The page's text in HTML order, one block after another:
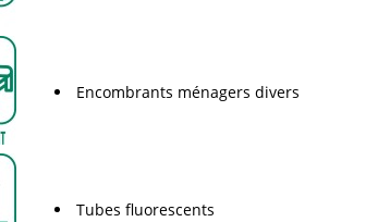
Encombrants ménagers divers
Tubes fluorescents